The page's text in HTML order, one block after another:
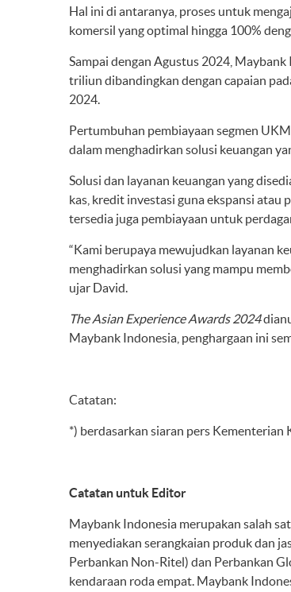
Hal ini di antaranya, proses untuk
komersil yang optimal hingga 100%
Sampai dengan Agustus 2024,
triliun dibandingkan dengan capaian
2024.
Pertumbuhan pembiayaan segmen
dalam menghadirkan solusi keuangan
Solusi dan layanan keuangan yang
kas, kredit investasi guna ekspansi atau
tersedia juga pembiayaan untuk
“Kami berupaya mewujudkan layanan
menghadirkan solusi yang mampu
ujar David.
The Asian Experience Awards 2024
Maybank Indonesia, penghargaan ini
Catatan:
*) berdasarkan siaran pers
Catatan untuk Editor
Maybank Indonesia merupakan salah
menyediakan serangkaian produk dan
Perbankan Non-Ritel) dan Perbankan
kendaraan roda empat. Maybank